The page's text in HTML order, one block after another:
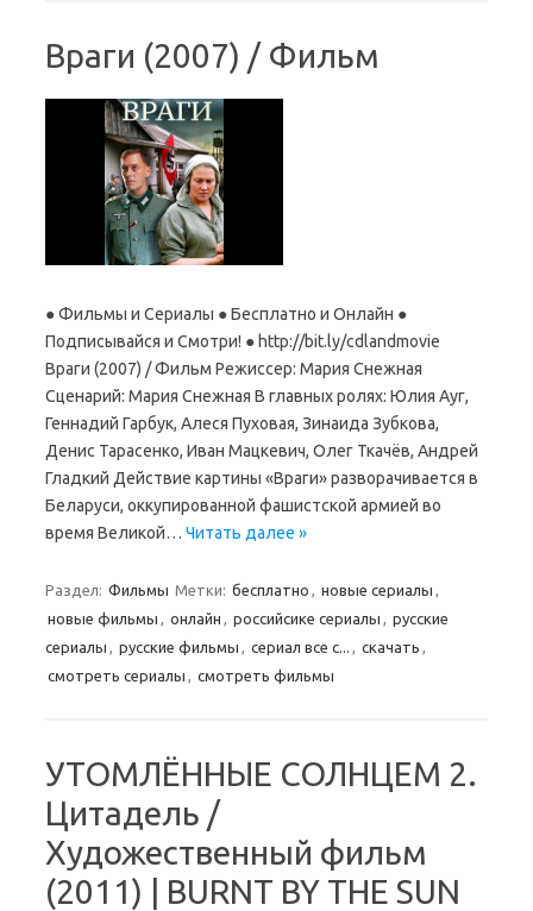
Враги (2007) / Фильм
● Фильмы и Сериалы ● Бесплатно и Онлайн ●
Подписывайся и Смотри! ● http://bit.ly/cdlandmovie
Враги (2007) / Фильм Режиссер: Мария Снежная
Сценарий: Мария Снежная В главных ролях: Юлия Ауг,
Геннадий Гарбук, Алеся Пуховая, Зинаида Зубкова,
Денис Тарасенко, Иван Мацкевич, Олег Ткачёв, Андрей
Гладкий Действие картины «Враги» разворачивается в
Беларуси, оккупированной фашистской армией во
время Великой… Читать далее »
Раздел: Фильмы Метки: бесплатно , новые сериалы ,
новые фильмы , онлайн , российсике сериалы , русские
сериалы , русские фильмы , сериал все с... , скачать ,
смотреть сериалы , смотреть фильмы
УТОМЛЁННЫЕ СОЛНЦЕМ 2.
Цитадель /
Художественный фильм
(2011) | BURNT BY THE SUN